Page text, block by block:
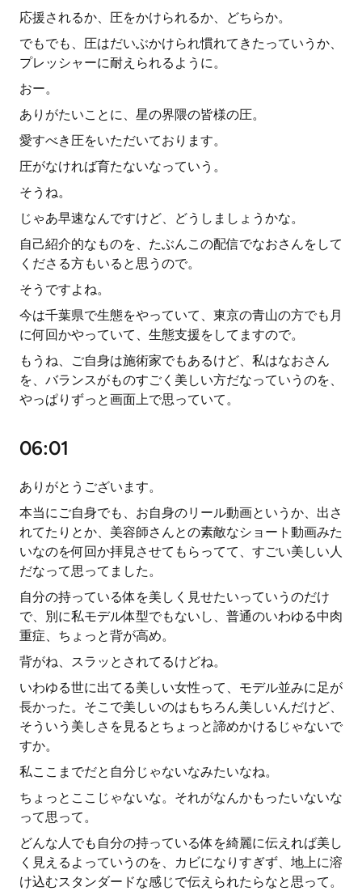
応援されるか、圧をかけられるか、どちらか。
でもでも、圧はだいぶかけられ慣れてきたっていうか、
プレッシャーに耐えられるように。
おー。
ありがたいことに、星の界隈の皆様の圧。
愛すべき圧をいただいております。
圧がなければ育たないなっていう。
そうね。
じゃあ早速なんですけど、どうしましょうかな。
自己紹介的なものを、たぶんこの配信でなおさんをして
くださる方もいると思うので。
そうですよね。
今は千葉県で生態をやっていて、東京の青山の方でも月
に何回かやっていて、生態支援をしてますので。
もうね、ご自身は施術家でもあるけど、私はなおさん
を、バランスがものすごく美しい方だなっていうのを、
やっぱりずっと画面上で思っていて。
06:01
ありがとうございます。
本当にご自身でも、お自身のリール動画というか、出さ
れてたりとか、美容師さんとの素敵なショート動画みた
いなのを何回か拝見させてもらってて、すごい美しい人
だなって思ってました。
自分の持っている体を美しく見せたいっていうのだけ
で、別に私モデル体型でもないし、普通のいわゆる中肉
重症、ちょっと背が高め。
背がね、スラッとされてるけどね。
いわゆる世に出てる美しい女性って、モデル並みに足が
長かった。そこで美しいのはもちろん美しいんだけど、
そういう美しさを見るとちょっと諦めかけるじゃないで
すか。
私ここまでだと自分じゃないなみたいなね。
ちょっとここじゃないな。それがなんかもったいないな
って思って。
どんな人でも自分の持っている体を綺麗に伝えれば美し
く見えるよっていうのを、カビになりすぎず、地上に溶
け込むスタンダードな感じで伝えられたらなと思って。